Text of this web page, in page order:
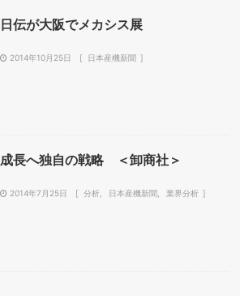
日伝が大阪でメカシス展
2014年10月25日 日本産機新聞
成長へ独自の戦略 ＜卸商社＞
2014年7月25日 分析 日本産機新聞 業界分析